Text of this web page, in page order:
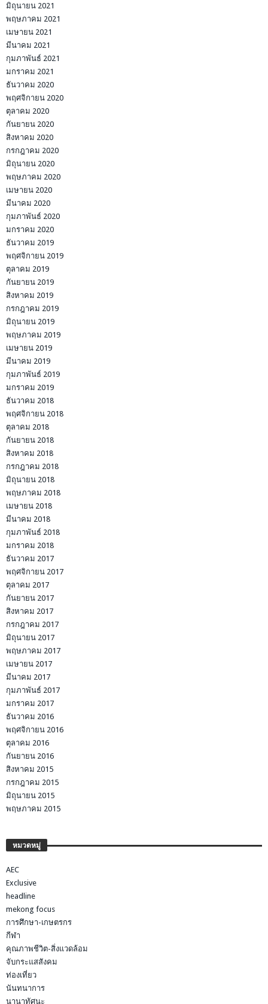
มิถุนายน 2021
พฤษภาคม 2021
เมษายน 2021
มีนาคม 2021
กุมภาพันธ์ 2021
มกราคม 2021
ธันวาคม 2020
พฤศจิกายน 2020
ตุลาคม 2020
กันยายน 2020
สิงหาคม 2020
กรกฎาคม 2020
มิถุนายน 2020
พฤษภาคม 2020
เมษายน 2020
มีนาคม 2020
กุมภาพันธ์ 2020
มกราคม 2020
ธันวาคม 2019
พฤศจิกายน 2019
ตุลาคม 2019
กันยายน 2019
สิงหาคม 2019
กรกฎาคม 2019
มิถุนายน 2019
พฤษภาคม 2019
เมษายน 2019
มีนาคม 2019
กุมภาพันธ์ 2019
มกราคม 2019
ธันวาคม 2018
พฤศจิกายน 2018
ตุลาคม 2018
กันยายน 2018
สิงหาคม 2018
กรกฎาคม 2018
มิถุนายน 2018
พฤษภาคม 2018
เมษายน 2018
มีนาคม 2018
กุมภาพันธ์ 2018
มกราคม 2018
ธันวาคม 2017
พฤศจิกายน 2017
ตุลาคม 2017
กันยายน 2017
สิงหาคม 2017
กรกฎาคม 2017
มิถุนายน 2017
พฤษภาคม 2017
เมษายน 2017
มีนาคม 2017
กุมภาพันธ์ 2017
มกราคม 2017
ธันวาคม 2016
พฤศจิกายน 2016
ตุลาคม 2016
กันยายน 2016
สิงหาคม 2015
กรกฎาคม 2015
มิถุนายน 2015
พฤษภาคม 2015
หมวดหมู่
AEC
Exclusive
headline
mekong focus
การศึกษา-เกษตรกร
กีฬา
คุณภาพชีวิต-สิ่งแวดล้อม
จับกระแสสังคม
ท่องเที่ยว
นันทนาการ
นานาทัศนะ